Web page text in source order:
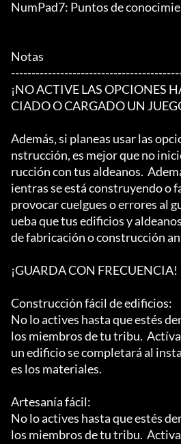
NumPad7: Puntos de
Notas
¡NO ACTIVE LAS OPCIONES
CIADO O CARGADO UN
Además, si planeas usar las
nstrucción, es mejor que no
rucción con tus aldeanos.
ientras se está construyendo o
provocar cuelgues o errores al
ueba que tus edificios y
de fabricación o construcción
¡GUARDA CON FRECUENCIA!
Construcción fácil de edificios:
No lo actives hasta que estés
los miembros de tu tribu.
un edificio se completará al
es los materiales.
Artesanía fácil:
No lo actives hasta que estés
los miembros de tu tribu.